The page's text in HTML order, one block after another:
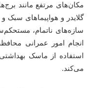
مکان‌های مرتفع مانند
گلایدر و هواپیماهای سبک
سازه‌های ناتمام،
انجام امور عمرانی
استفاده از ماسک
می‌کند.